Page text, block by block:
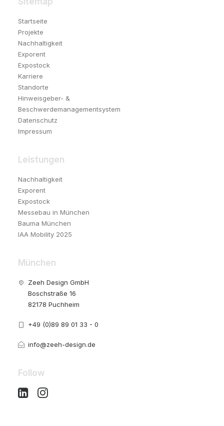
Startseite
Projekte
Nachhaltigkeit
Exporent
Expostock
Karriere
Standorte
Hinweisgeber- &
Beschwerdemanagementsystem
Datenschutz
Impressum
Leistungen
Nachhaltigkeit
Exporent
Expostock
Messebau in München
Bauma München
IAA Mobility 2025
München
Zeeh Design GmbH
Boschstraße 16
82178 Puchheim
+49 (0)89 89 01 33 - 0
info@zeeh-design.de
Follow